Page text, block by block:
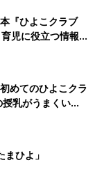
、アレルギー検
以上咳がひどく
いうことに。そ
吸入器を購入す
ていたんです
ンリンさん）
ンリンさんの長
もあったそうで
『ひよこクラブ
児に役立つ情報が
めてのひよこクラ
乳がうまくい
トラブル 解決テ
ひよ」